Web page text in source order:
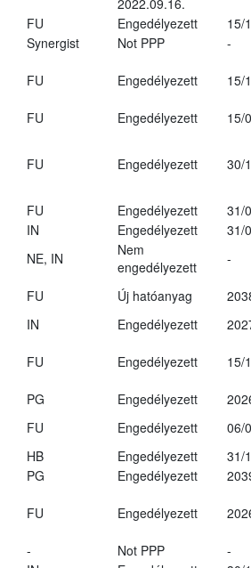
2022.09.16.
FU Engedélyezett
15/
Synergist Not PPP
-
FU Engedélyezett 15/
FU Engedélyezett
15/
FU Engedélyezett 30/
FU Engedélyezett
31/
IN Engedélyezett
31/
NE, IN
Nem
engedélyezett
-
FU Új hatóanyag
IN Engedélyezett
FU Engedélyezett 15/
PG Engedélyezett
FU Engedélyezett
06/
HB Engedélyezett
31/
PG Engedélyezett
FU Engedélyezett
- Not PPP
-